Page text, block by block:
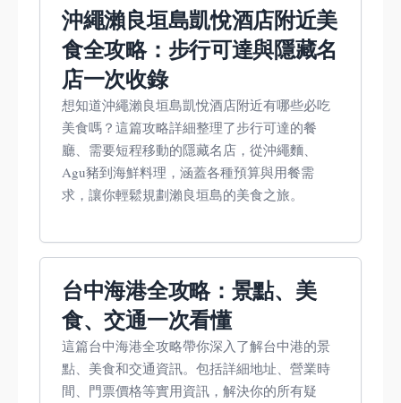
沖繩瀨良垣島凱悅酒店附近美
食全攻略：步行可達與隱藏名
店一次收錄
想知道沖繩瀨良垣島凱悅酒店附近有哪些必吃
美食嗎？這篇攻略詳細整理了步行可達的餐
廳、需要短程移動的隱藏名店，從沖繩麵、
Agu豬到海鮮料理，涵蓋各種預算與用餐需
求，讓你輕鬆規劃瀨良垣島的美食之旅。
台中海港全攻略：景點、美
食、交通一次看懂
這篇台中海港全攻略帶你深入了解台中港的景
點、美食和交通資訊。包括詳細地址、營業時
間、門票價格等實用資訊，解決你的所有疑